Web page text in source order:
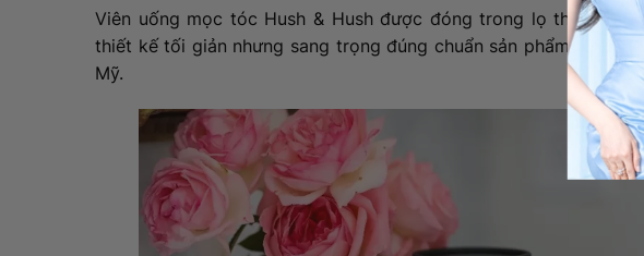
Viên uống mọc tóc Hush & Hush được đóng trong lọ thủy tinh
thiết kế tối giản nhưng sang trọng đúng chuẩn sản phẩm chăm
Mỹ.